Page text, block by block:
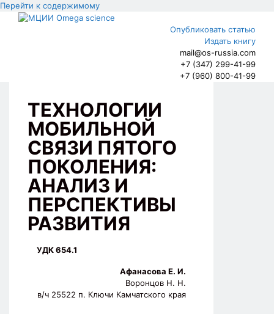
Перейти к содержимому
Опубликовать статью
Издать книгу
mail@os-russia.com
+7 (347) 299-41-99
+7 (960) 800-41-99
ТЕХНОЛОГИИ
МОБИЛЬНОЙ
СВЯЗИ ПЯТОГО
ПОКОЛЕНИЯ:
АНАЛИЗ И
ПЕРСПЕКТИВЫ
РАЗВИТИЯ
УДК 654.1
Афанасова Е. И.
Воронцов Н. Н.
в/ч 25522 п. Ключи Камчатского края